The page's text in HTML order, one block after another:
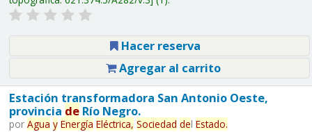
Hacer reserva
Agregar al carrito
Estación transformadora San Antonio Oeste,
provincia deRío Negro.
por Agua y Energía Eléctrica, Sociedad del Estado.